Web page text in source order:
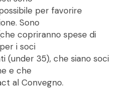
per favorire
Sono
copriranno spese di
i soci
(under 35), che siano soci
e che
al Convegno.